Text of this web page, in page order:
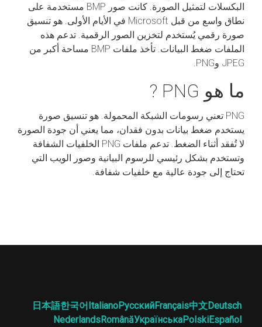
البكسلات لتمثيل الصورة. كانت صور BMP مستخدمة على
نطاق واسع من قبل Microsoft في الأيام الأولى. هو تنسيق
صورة رقمي يُستخدم لتخزين الصور الرقمية. تدعم هذه
الملفات ضغط البيانات. تأخذ ملفات BMP مساحة أكبر من
JPEG وPNG.
ما هو PNG ?
PNG تعني رسومات الشبكة المحمولة. هو تنسيق صورة
يستخدم ضغط بيانات بدون فقدان، مما يعني أن جودة الصورة
لا تُفقد أثناء الضغط. تدعم ملفات PNG الخلفيات الشفافة
وتستخدم بشكل رئيسي للرسوم البيانية وصور الويب التي
تحتاج إلى جودة عالية مع خلفيات شفافة.
Deutsch
中文
Français
Русский
Italiano
한국어
日本語
Español
Polski
Українська
Română
Nederlands